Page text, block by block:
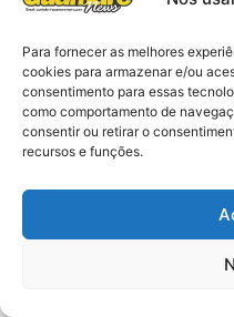
Para fornecer as melhores
cookies para armazenar e/ou
consentimento para essas
como comportamento de
consentir ou retirar o
recursos e funções.
Acidente: A
professora se
acidente e vai
no Alto do